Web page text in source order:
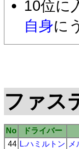
10位に
自身に
ファス
No ドライバー
44 L.ハミルトン メ